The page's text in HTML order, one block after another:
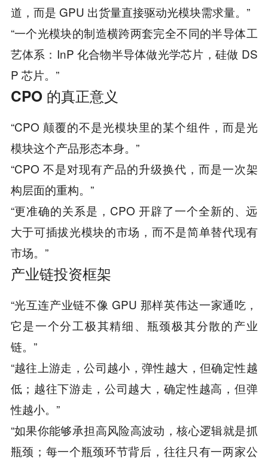
道，而是 GPU 出货量直接驱动光模块需求量。”
“一个光模块的制造横跨两套完全不同的半导体工
艺体系：InP 化合物半导体做光学芯片，硅做 DS
P 芯片。”
CPO 的真正意义
“CPO 颠覆的不是光模块里的某个组件，而是光
模块这个产品形态本身。”
“CPO 不是对现有产品的升级换代，而是一次架
构层面的重构。”
“更准确的关系是，CPO 开辟了一个全新的、远
大于可插拔光模块的市场，而不是简单替代现有
市场。”
产业链投资框架
“光互连产业链不像 GPU 那样英伟达一家通吃，
它是一个分工极其精细、瓶颈极其分散的产业
链。”
“越往上游走，公司越小，弹性越大，但确定性越
低；越往下游走，公司越大，确定性越高，但弹
性越小。”
“如果你能够承担高风险高波动，核心逻辑就是抓
瓶颈；每一个瓶颈环节背后，往往只有一两家公